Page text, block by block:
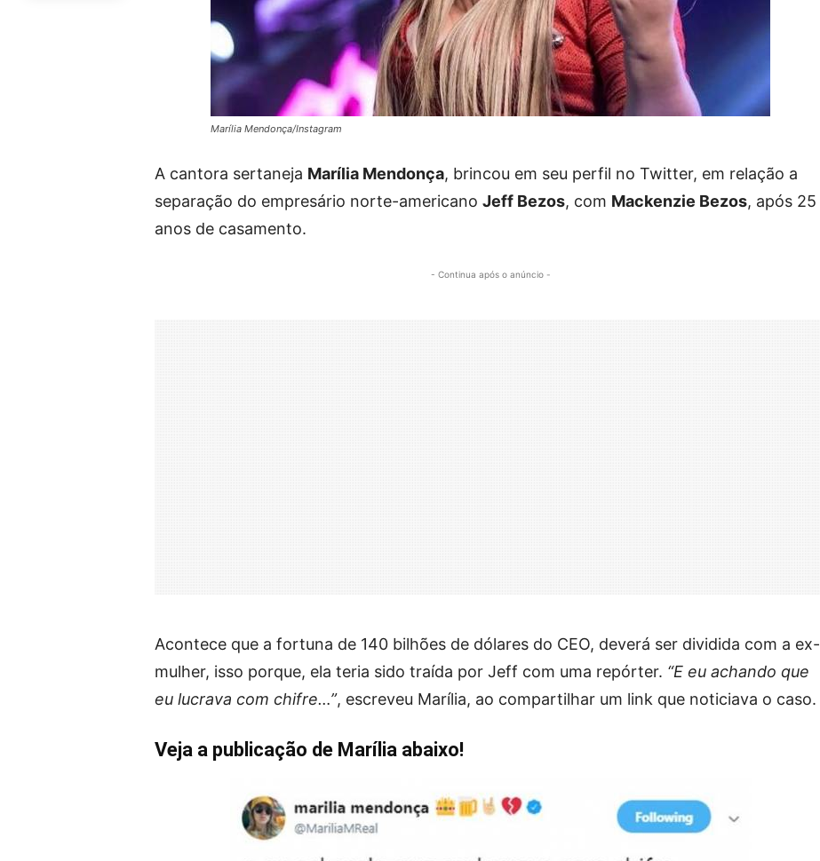
Marília Mendonça/Instagram
A cantora sertaneja Marília Mendonça, brincou em seu perfil no Twitter, em relação a
separação do empresário norte-americano Jeff Bezos, com Mackenzie Bezos, após 25
anos de casamento.
- Continua após o anúncio -
Acontece que a fortuna de 140 bilhões de dólares do CEO, deverá ser dividida com a ex-
mulher, isso porque, ela teria sido traída por Jeff com uma repórter. “E eu achando que
eu lucrava com chifre…”, escreveu Marília, ao compartilhar um link que noticiava o caso.
Veja a publicação de Marília abaixo!